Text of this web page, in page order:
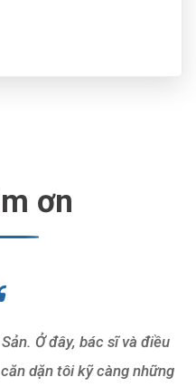
ơn
Ở đây, bác sĩ và điều
dặn tôi kỹ càng những